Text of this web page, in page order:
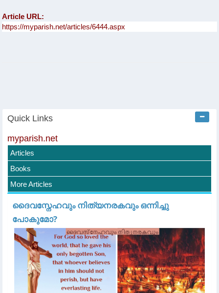
Article URL:
Quick Links
myparish.net
Articles
Books
More Articles
ദൈവസ്നേഹവും നിത്യനരകവും ഒന്നിച്ചു
പോകുമോ?